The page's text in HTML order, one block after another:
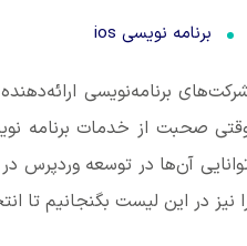
برنامه نویسی ios
برنامه‌نویسی
صحبت از خدمات برنامه
آن‌ها در توسعه وردپرس
نیز در این لیست بگنجانیم تا